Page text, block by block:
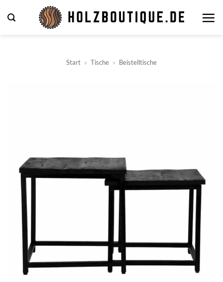
Inhalt
Start » Tische » Beistelltische